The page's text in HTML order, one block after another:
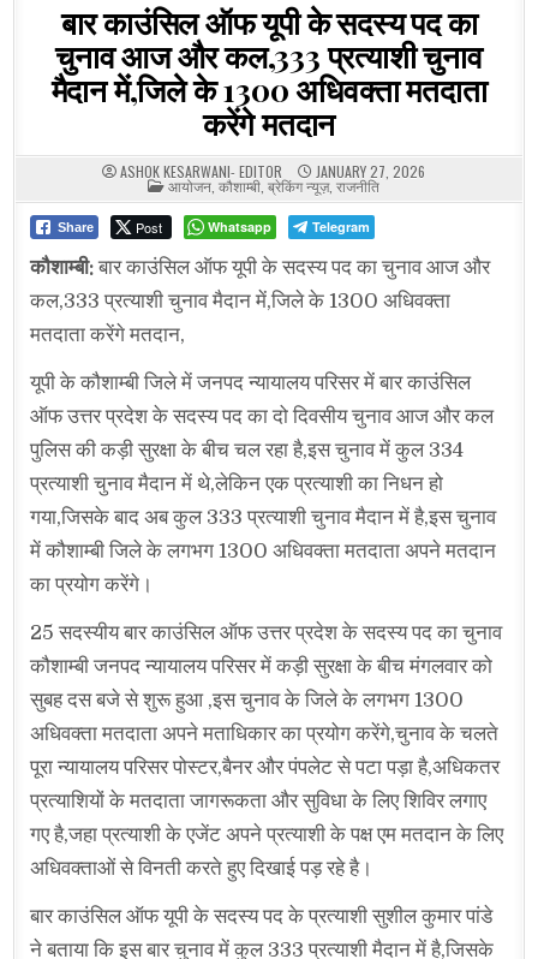
बार काउंसिल ऑफ यूपी के सदस्य पद का
चुनाव आज और कल,333 प्रत्याशी चुनाव
मैदान में,जिले के 1300 अधिवक्ता मतदाता
करेंगे मतदान
ASHOK KESARWANI- EDITOR JANUARY 27, 2026
POSTED
IN
आयोजन, कौशाम्बी, ब्रेकिंग न्यूज़, राजनीति
Share Post Whatsapp Telegram
कौशाम्बी:बार काउंसिल ऑफ यूपी के सदस्य पद का चुनाव आज और
कल,333 प्रत्याशी चुनाव मैदान में,जिले के 1300 अधिवक्ता
मतदाता करेंगे मतदान,
यूपी के कौशाम्बी जिले में जनपद न्यायालय परिसर में बार काउंसिल
ऑफ उत्तर प्रदेश के सदस्य पद का दो दिवसीय चुनाव आज और कल
पुलिस की कड़ी सुरक्षा के बीच चल रहा है,इस चुनाव में कुल 334
प्रत्याशी चुनाव मैदान में थे,लेकिन एक प्रत्याशी का निधन हो
गया,जिसके बाद अब कुल 333 प्रत्याशी चुनाव मैदान में है,इस चुनाव
में कौशाम्बी जिले के लगभग 1300 अधिवक्ता मतदाता अपने मतदान
का प्रयोग करेंगे।
25 सदस्यीय बार काउंसिल ऑफ उत्तर प्रदेश के सदस्य पद का चुनाव
कौशाम्बी जनपद न्यायालय परिसर में कड़ी सुरक्षा के बीच मंगलवार को
सुबह दस बजे से शुरू हुआ ,इस चुनाव के जिले के लगभग 1300
अधिवक्ता मतदाता अपने मताधिकार का प्रयोग करेंगे,चुनाव के चलते
पूरा न्यायालय परिसर पोस्टर,बैनर और पंपलेट से पटा पड़ा है,अधिकतर
प्रत्याशियों के मतदाता जागरूकता और सुविधा के लिए शिविर लगाए
गए है,जहा प्रत्याशी के एजेंट अपने प्रत्याशी के पक्ष एम मतदान के लिए
अधिवक्ताओं से विनती करते हुए दिखाई पड़ रहे है।
बार काउंसिल ऑफ यूपी के सदस्य पद के प्रत्याशी सुशील कुमार पांडे
ने बताया कि इस बार चुनाव में कुल 333 प्रत्याशी मैदान में है,जिसके